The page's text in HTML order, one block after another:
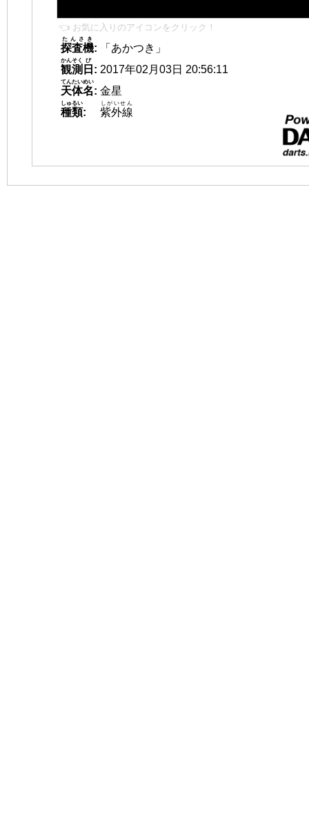
👈 お気に入りのアイコンをクリック！
探査機
たんさき
:
「あかつき」
観測
かんそく
日
び
: 2017年02月03日 20:56:11
天体名
てんたいめい
: 金星
種類
しゅるい
: 紫外線
しがいせん